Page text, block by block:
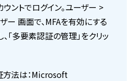
ントでログイン。ユーザー >
ー 画面で、MFAを有効にする
「多要素認証の管理」をクリッ
法は：Microsoft